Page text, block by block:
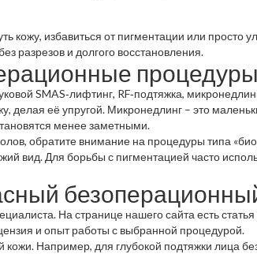
кожу, избавиться от пигментации или
разрезов и долгого восстановления.
процедуры
SMAS‑лифтинг, RF‑подтяжка,
делая её упругой. Микронедлинг – это
менее заметными.
обратите внимание на процедуры типа
вид. Для борьбы с пигментацией часто
На странице нашего сайта есть
и опыт работы с выбранной процедурой.
Например, для глубокой подтяжки лица